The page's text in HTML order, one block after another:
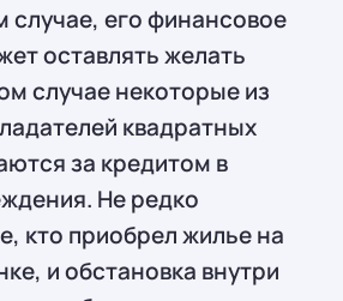
случае, его финансовое
оставлять желать
случае некоторые из
квадратных
за кредитом в
Не редко
кто приобрел жилье на
и обстановка внутри